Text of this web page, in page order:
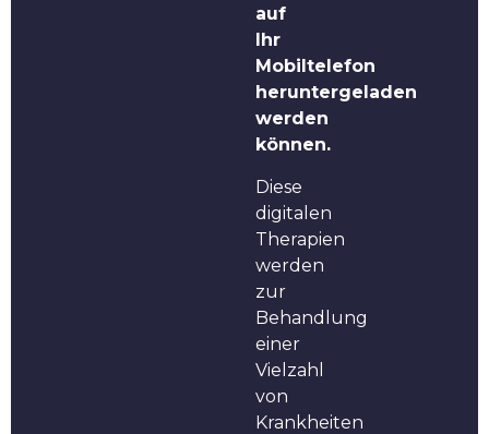
auf
Ihr
Mobiltelefon
heruntergeladen
werden
können.
Diese
digitalen
Therapien
werden
zur
Behandlung
einer
Vielzahl
von
Krankheiten